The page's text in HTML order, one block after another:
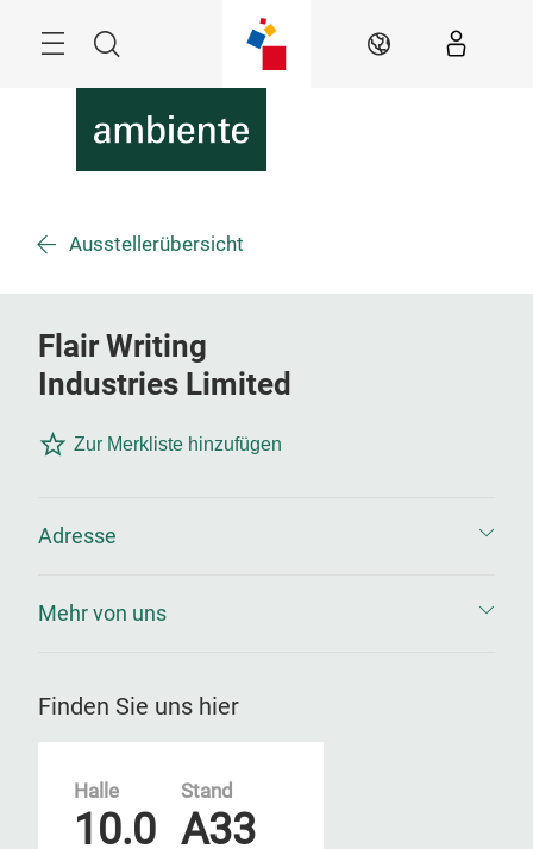
Suche DE
Ausstellerübersicht
Flair Writing
Industries Limited
Zur Merkliste hinzufügen
Adresse
Mehr von uns
Finden Sie uns hier
Halle
10.0
Stand
A33